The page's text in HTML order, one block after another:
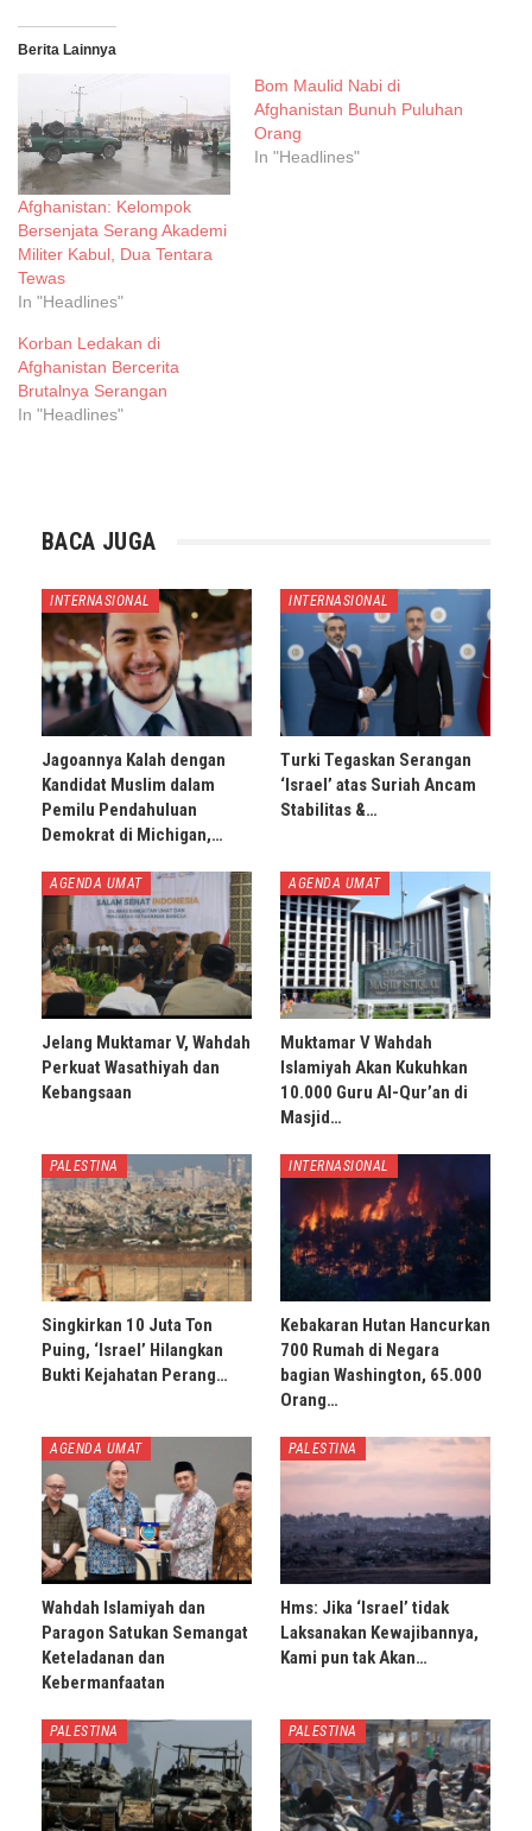
Berita Lainnya
Afghanistan: Kelompok
Bersenjata Serang Akademi
Militer Kabul, Dua Tentara
Tewas
In "Headlines"
Bom Maulid Nabi di
Afghanistan Bunuh Puluhan
Orang
In "Headlines"
Korban Ledakan di
Afghanistan Bercerita
Brutalnya Serangan
In "Headlines"
BACA JUGA
INTERNASIONAL
Jagoannya Kalah dengan
Kandidat Muslim dalam
Pemilu Pendahuluan
Demokrat di Michigan,…
INTERNASIONAL
Turki Tegaskan Serangan
‘Israel’ atas Suriah Ancam
Stabilitas &…
AGENDA UMAT
Jelang Muktamar V, Wahdah
Perkuat Wasathiyah dan
Kebangsaan
AGENDA UMAT
Muktamar V Wahdah
Islamiyah Akan Kukuhkan
10.000 Guru Al-Qur’an di
Masjid…
PALESTINA
Singkirkan 10 Juta Ton
Puing, ‘Israel’ Hilangkan
Bukti Kejahatan Perang…
INTERNASIONAL
Kebakaran Hutan Hancurkan
700 Rumah di Negara
bagian Washington, 65.000
Orang…
AGENDA UMAT
Wahdah Islamiyah dan
Paragon Satukan Semangat
Keteladanan dan
Kebermanfaatan
PALESTINA
Hms: Jika ‘Israel’ tidak
Laksanakan Kewajibannya,
Kami pun tak Akan…
PALESTINA PALESTINA